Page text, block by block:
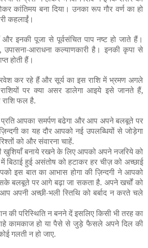
कांतिमय बना दिया। उनका रूप गौर वर्ण का हो
कहलाईं।
इनकी पूजा से पूर्वसंचित पाप नष्ट हो जाते हैं।
उपासना-आराधना कल्याणकारी है। इनकी कृपा से
होती हैं।
कर रहे हैं और सूर्य का इस राशि में भ्रमण अगले
पर क्या असर डालेगा आइये इसे जानते हैं,
फल है.
आपका समर्पण बढेगा और आप अपने बलबूते पर
का यह दौर आपको नई उपलब्धियों से जोड़ेगा
को और संवारना चाहें.
खुशियाँ बनाये रखने के लिए आपको अपने नजरिये को
बिठाई हुई असंतोष को हटाकर हर चीज़ को अच्छाई
इस बात का आभास होगा की ज़िन्दगी ने आपको
बलबूते पर आगे बढ़ा जा सकता है. अपने खर्चों को
अपनी अच्छी-भली स्तिथि को बर्बाद न करते चले
की परिस्थिति न बनने दें इसलिए किसी भी तरह का
कामकाज हो या पैसे से जुड़े फैसले अपने दिल की
गलती न हो जाए.